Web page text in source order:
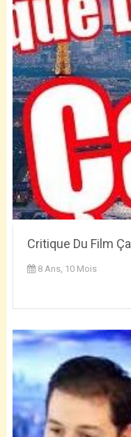
Critique Du Film Ça
8 Ans, 10 Mois